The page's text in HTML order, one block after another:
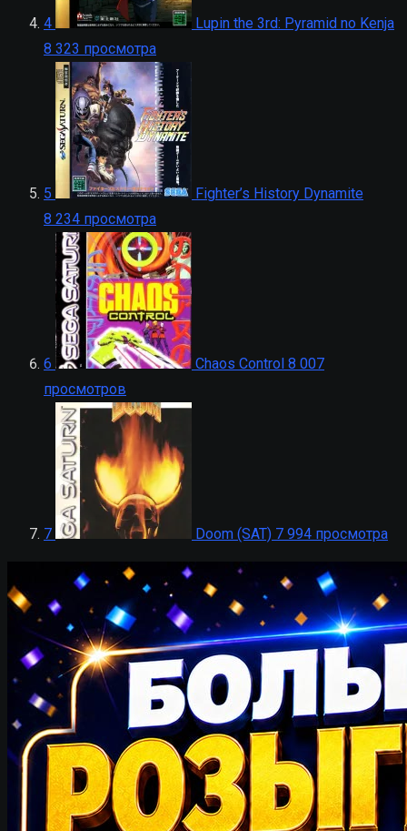
4
Lupin the 3rd: Pyramid no Kenja
8 323 просмотра
5
Fighter’s History Dynamite
8 234 просмотра
6 Chaos Control 8 007
просмотров
7 Doom (SAT) 7 994 просмотра